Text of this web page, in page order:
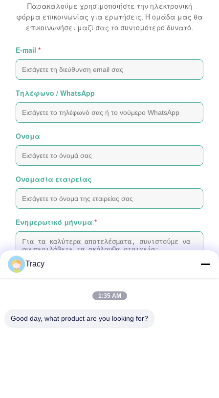
Παρακαλούμε χρησιμοποιήστε την ηλεκτρονική
φόρμα επικοινωνίας για ερωτήσεις. Η ομάδα μας θα
επικοινωνήσει μαζί σας το συντομότερο δυνατό.
E-mail *
Τηλέφωνο / WhatsApp
Ονομα
Ονομασία εταιρείας
Ενημερωτικό μήνυμα *
Επιλέξτε αρχεία
Tracy
1:35 AM
Good day, what product are you looking for?